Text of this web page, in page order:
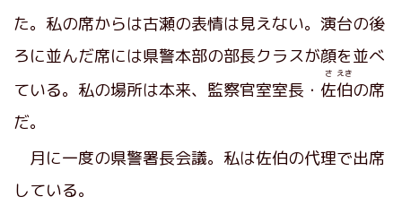
た。私の席からは古瀬の表情は見えない。演台の後
ろに並んだ席には県警本部の部長クラスが顔を並べ
ている。私の場所は本来、監察官室室長・ 佐
さ
伯
えき
の席
だ。
月に一度の県警署長会議。私は佐伯の代理で出席
している。